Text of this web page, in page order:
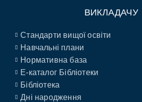
ВИКЛАДАЧУ
Стандарти вищої освіти
Навчальні плани
Нормативна база
E-каталог Бібліотеки
Бібліотека
Дні народження